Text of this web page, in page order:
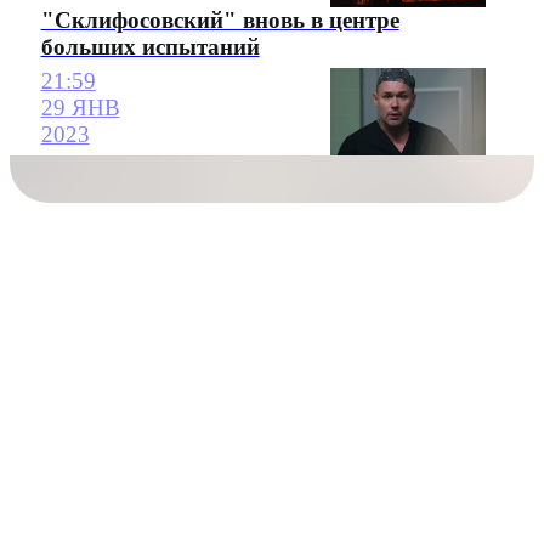
"Склифосовский" вновь в центре
больших испытаний
21:59
29 ЯНВ
2023